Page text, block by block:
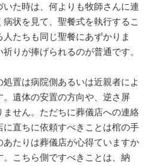
た時は、何よりも牧師さんに連
状を見て、聖餐式を執行するこ
たちも同じ聖餐にあずかりま
りが捧げられるのが普通です。
置は病院側あるいは近親者によ
。遺体の安置の方向や、逆さ屏
ません。ただちに葬儀店への連絡
直ちに依頼すべきことは棺の手
たりは葬儀店が心得ていますか
こちら側ですべきことは、納